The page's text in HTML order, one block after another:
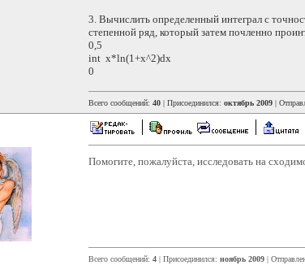
3. Вычислить определенный интеграл с
степенной ряд, который затем почленно
0,5
int x*ln(1+x^2)dx
0
Всего сообщений: 40| Присоединился: октябрь 2009|
Помогите, пожалуйста, исследовать на
Всего сообщений: 4| Присоединился: ноябрь 2009|